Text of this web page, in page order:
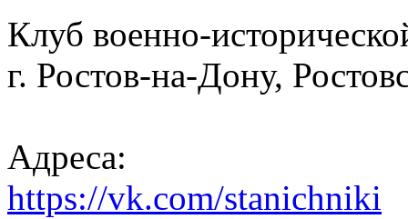
Клуб военно-
г. Ростов-на-Дону,
Адреса:
https://vk.com/stanichniki